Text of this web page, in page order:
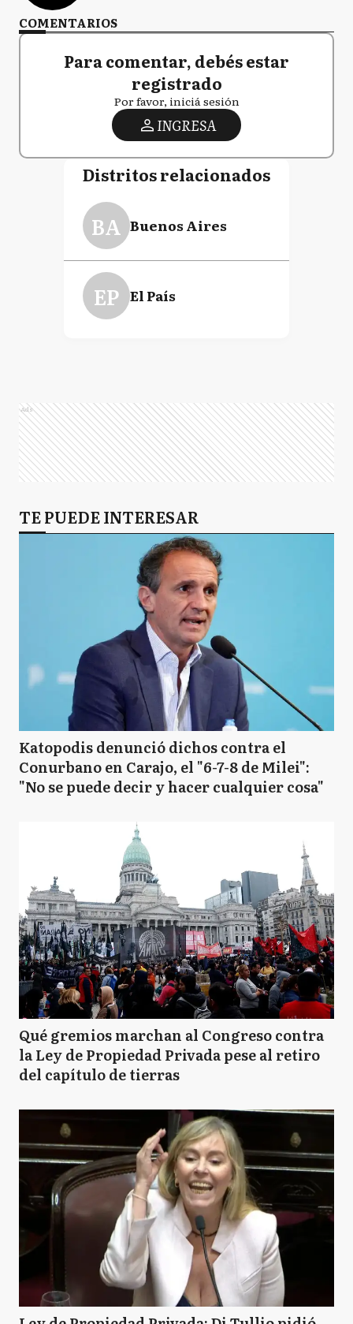
COMENTARIOS
Para comentar, debés estar
registrado
Por favor, iniciá sesión
INGRESA
Distritos relacionados
BA Buenos Aires
EP El País
Ads
TE PUEDE INTERESAR
Katopodis denunció dichos contra el
Conurbano en Carajo, el "6-7-8 de Milei":
"No se puede decir y hacer cualquier cosa"
Qué gremios marchan al Congreso contra
la Ley de Propiedad Privada pese al retiro
del capítulo de tierras